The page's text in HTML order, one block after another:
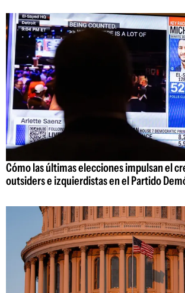
Cómo las últimas elecciones impulsan el
outsiders e izquierdistas en el Partido